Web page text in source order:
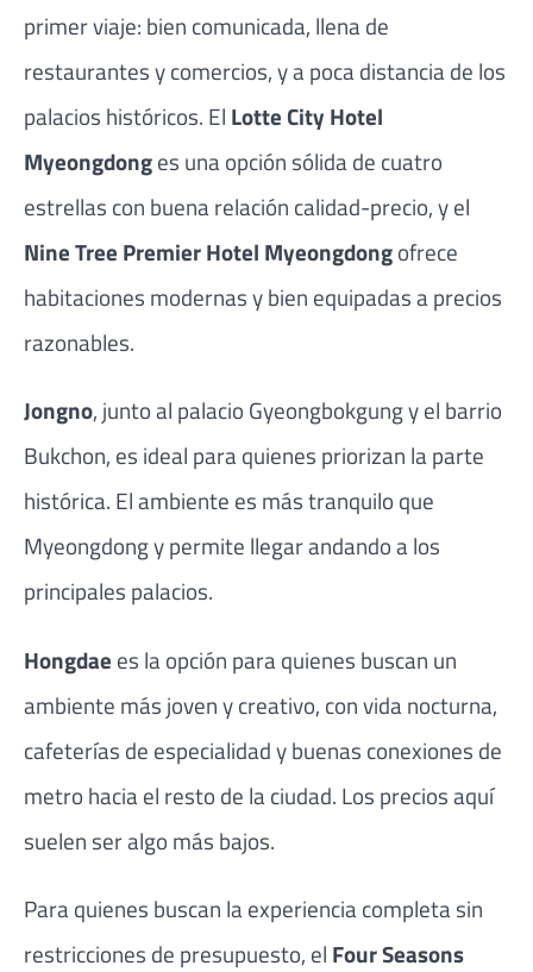
primer viaje: bien comunicada, llena de
restaurantes y comercios, y a poca distancia de los
palacios históricos. El Lotte City Hotel
Myeongdonges una opción sólida de cuatro
estrellas con buena relación calidad-precio, y el
Nine Tree Premier Hotel Myeongdongofrece
habitaciones modernas y bien equipadas a precios
razonables.
Jongno, junto al palacio Gyeongbokgung y el barrio
Bukchon, es ideal para quienes priorizan la parte
histórica. El ambiente es más tranquilo que
Myeongdong y permite llegar andando a los
principales palacios.
Hongdae es la opción para quienes buscan un
ambiente más joven y creativo, con vida nocturna,
cafeterías de especialidad y buenas conexiones de
metro hacia el resto de la ciudad. Los precios aquí
suelen ser algo más bajos.
Para quienes buscan la experiencia completa sin
restricciones de presupuesto, el Four Seasons